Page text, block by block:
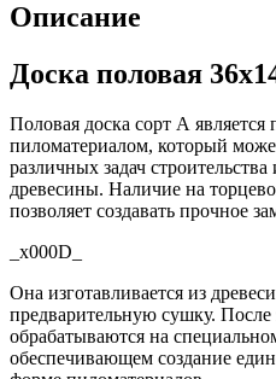
Описание
Доска половая
Половая доска сорт А
пиломатериалом, который
различных задач
древесины. Наличие на
позволяет создавать прочное
_x000D_
Она изготавливается из
предварительную сушку. После
обрабатываются на
обеспечивающем создание